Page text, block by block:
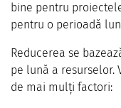
bine pentru
pentru o perioadă
Reducerea se
pe lună ​​a resurselor.
de mai mulți factori: